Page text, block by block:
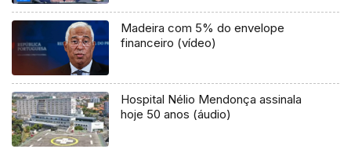
Madeira com 5% do envelope
financeiro (vídeo)
Hospital Nélio Mendonça assinala
hoje 50 anos (áudio)